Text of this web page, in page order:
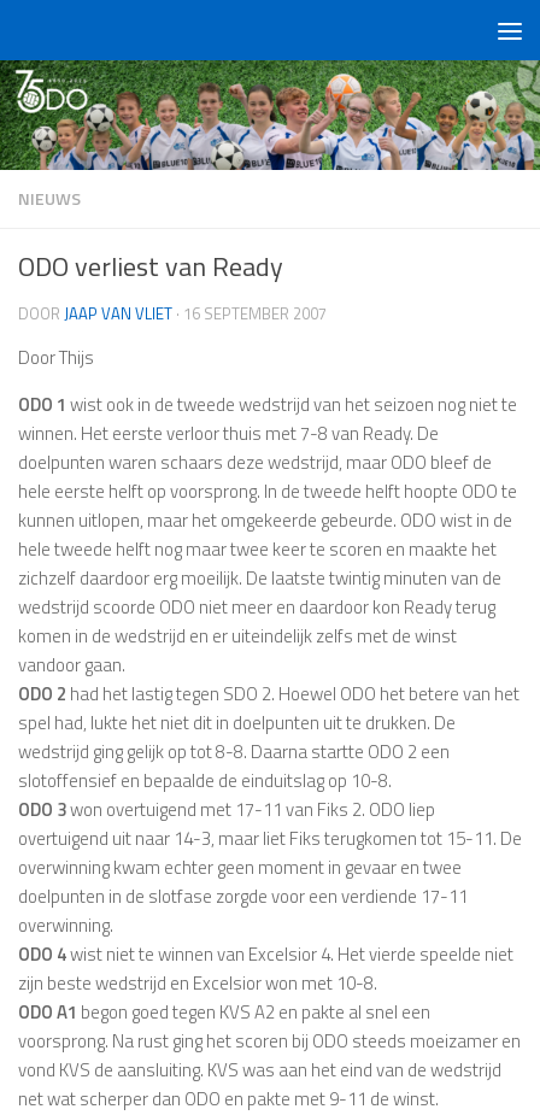
NIEUWS
ODO verliest van Ready
DOOR JAAP VAN VLIET · 16 SEPTEMBER 2007
Door Thijs
ODO 1 wist ook in de tweede wedstrijd van het seizoen nog niet te
winnen. Het eerste verloor thuis met 7-8 van Ready. De
doelpunten waren schaars deze wedstrijd, maar ODO bleef de
hele eerste helft op voorsprong. In de tweede helft hoopte ODO te
kunnen uitlopen, maar het omgekeerde gebeurde. ODO wist in de
hele tweede helft nog maar twee keer te scoren en maakte het
zichzelf daardoor erg moeilijk. De laatste twintig minuten van de
wedstrijd scoorde ODO niet meer en daardoor kon Ready terug
komen in de wedstrijd en er uiteindelijk zelfs met de winst
vandoor gaan.
ODO 2 had het lastig tegen SDO 2. Hoewel ODO het betere van het
spel had, lukte het niet dit in doelpunten uit te drukken. De
wedstrijd ging gelijk op tot 8-8. Daarna startte ODO 2 een
slotoffensief en bepaalde de einduitslag op 10-8.
ODO 3won overtuigend met 17-11 van Fiks 2. ODO liep
overtuigend uit naar 14-3, maar liet Fiks terugkomen tot 15-11. De
overwinning kwam echter geen moment in gevaar en twee
doelpunten in de slotfase zorgde voor een verdiende 17-11
overwinning.
ODO 4wist niet te winnen van Excelsior 4. Het vierde speelde niet
zijn beste wedstrijd en Excelsior won met 10-8.
ODO A1 begon goed tegen KVS A2 en pakte al snel een
voorsprong. Na rust ging het scoren bij ODO steeds moeizamer en
vond KVS de aansluiting. KVS was aan het eind van de wedstrijd
net wat scherper dan ODO en pakte met 9-11 de winst.